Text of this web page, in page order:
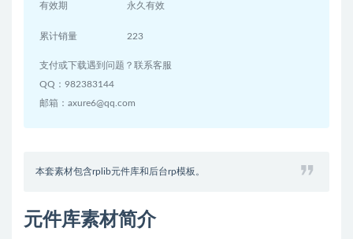
有效期 永久有效
累计销量 223
支付或下载遇到问题？联系客服
QQ：982383144
邮箱：axure6@qq.com
本套素材包含rplib元件库和后台rp模板。
元件库素材简介